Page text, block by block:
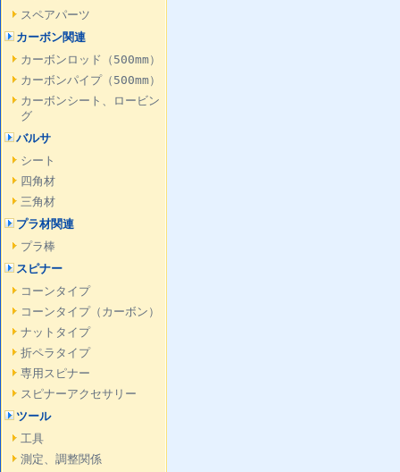
スペアパーツ
カーボン関連
カーボンロッド（500mm）
カーボンパイプ（500mm）
カーボンシート、ロービン
グ
バルサ
シート
四角材
三角材
プラ材関連
プラ棒
スピナー
コーンタイプ
コーンタイプ（カーボン）
ナットタイプ
折ペラタイプ
専用スピナー
スピナーアクセサリー
ツール
工具
測定、調整関係